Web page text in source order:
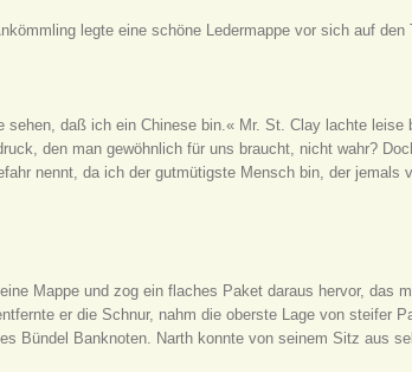
legte eine schöne Ledermappe vor sich auf den
daß ich ein Chinese bin.« Mr. St. Clay lachte leise
den man gewöhnlich für uns braucht, nicht wahr?
nennt, da ich der gutmütigste Mensch bin, der jemals
Mappe und zog ein flaches Paket daraus hervor, das
er die Schnur, nahm die oberste Lage von steifer
Bündel Banknoten. Narth konnte von seinem Sitz aus